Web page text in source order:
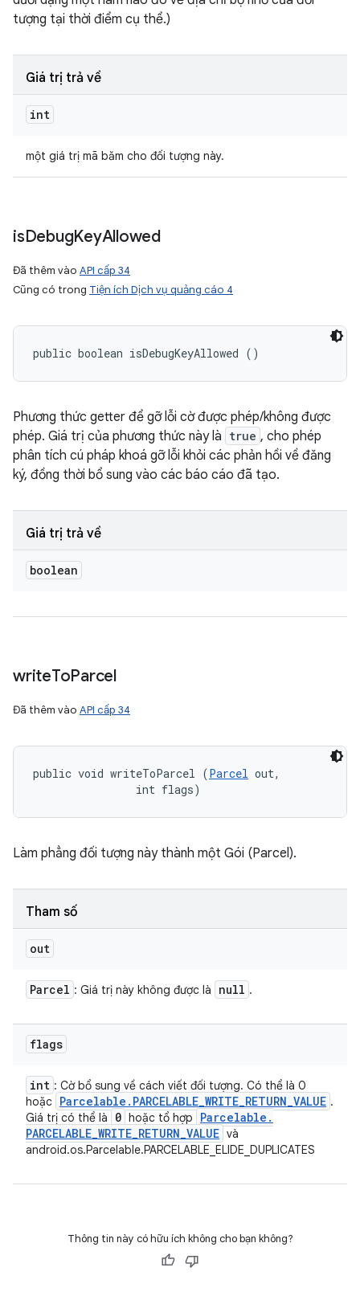
tượng tại thời điểm cụ thể.)
Giá trị trả về
int
một giá trị mã băm cho đối tượng này.
isDebugKeyAllowed
Đã thêm vào API cấp 34
Cũng có trong Tiện ích Dịch vụ quảng cáo 4
public boolean isDebugKeyAllowed ()
Phương thức getter để gỡ lỗi cờ được phép/không được
phép. Giá trị của phương thức này là true , cho phép
phân tích cú pháp khoá gỡ lỗi khỏi các phản hồi về đăng
ký, đồng thời bổ sung vào các báo cáo đã tạo.
Giá trị trả về
boolean
writeToParcel
Đã thêm vào API cấp 34
public void writeToParcel (Parcel out,
                int flags)
Làm phẳng đối tượng này thành một Gói (Parcel).
Tham số
out
Parcel : Giá trị này không được là null .
flags
int : Cờ bổ sung về cách viết đối tượng. Có thể là 0
hoặc Parcelable . PARCELABLE_WRITE_RETURN_VALUE .
Giá trị có thể là
0 hoặc tổ hợp Parcelable .
PARCELABLE_WRITE_RETURN_VALUE và
android.os.Parcelable.PARCELABLE_ELIDE_DUPLICATES
Thông tin này có hữu ích không cho bạn không?